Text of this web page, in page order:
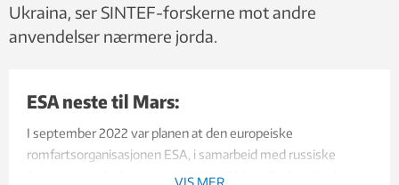
Ukraina, ser SINTEF-forskerne mot andre
anvendelser nærmere jorda.
ESA neste til Mars:
I september 2022 var planen at den europeiske
romfartsorganisasjonen ESA, i samarbeid med russiske
Roscosmos, skulle sende en rover til Mars. Da Russland